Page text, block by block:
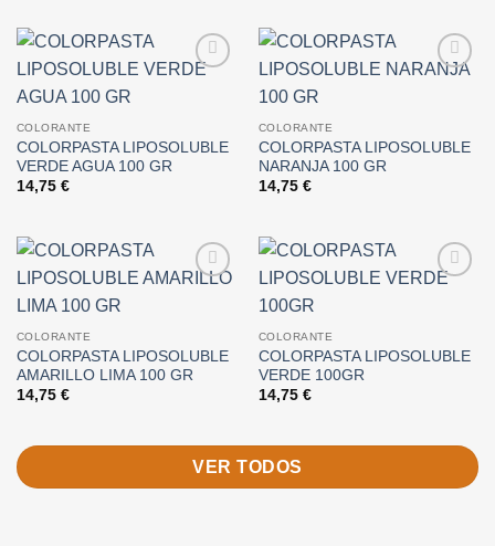
COLORANTE
COLORPASTA LIPOSOLUBLE
VERDE AGUA 100 GR
14,75 €
COLORANTE
COLORPASTA LIPOSOLUBLE
NARANJA 100 GR
14,75 €
COLORANTE
COLORPASTA LIPOSOLUBLE
AMARILLO LIMA 100 GR
14,75 €
COLORANTE
COLORPASTA LIPOSOLUBLE
VERDE 100GR
14,75 €
VER TODOS